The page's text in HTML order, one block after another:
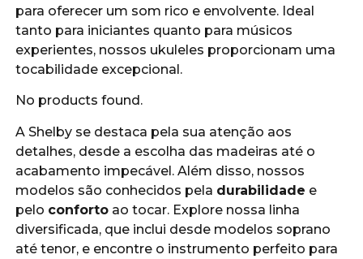
para oferecer um som rico e envolvente. Ideal
tanto para iniciantes quanto para músicos
experientes, nossos ukuleles proporcionam uma
tocabilidade excepcional.
No products found.
A Shelby se destaca pela sua atenção aos
detalhes, desde a escolha das madeiras até o
acabamento impecável. Além disso, nossos
modelos são conhecidos pela durabilidade e
pelo confortoao tocar. Explore nossa linha
diversificada, que inclui desde modelos soprano
até tenor, e encontre o instrumento perfeito para